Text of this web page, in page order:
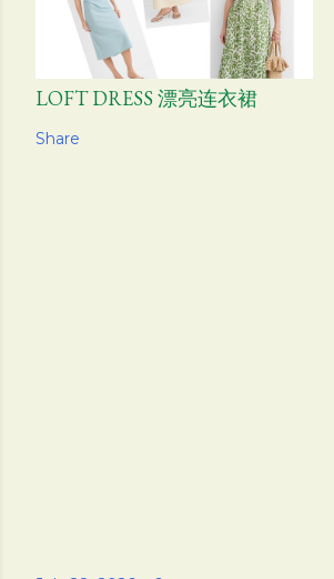
LOFT DRESS 漂亮连衣裙
Share